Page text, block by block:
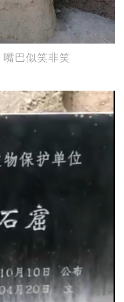
巴似笑非笑